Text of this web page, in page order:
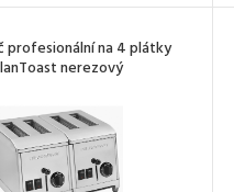
profesionální na 4 plátky
nerezový